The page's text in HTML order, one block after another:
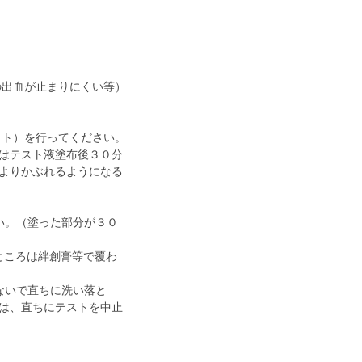
血が止まりにくい等）
）を行ってください。
テスト液塗布後３０分
りかぶれるようになる
（塗った部分が３０
ろは絆創膏等で覆わ
で直ちに洗い落と
、直ちにテストを中止